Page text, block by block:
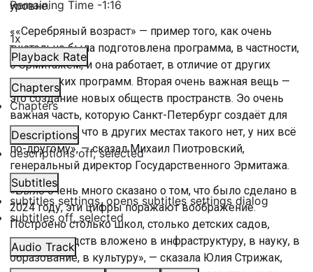
Remaining Time -1:16
1x
Playback Rate
Chapters
Chapters
Descriptions
descriptions off, selected
Subtitles
subtitles settings, opens subtitles settings dialog
subtitles off, selected
Audio Track
уровне.
««Серебряный возраст» — пример того, как очень
тщательно была подготовлена программа, в частности,
с Эрмитажем, и она работает, в отличие от других
негородских программ. Вторая очень важная вещь —
это создание новых обществ пространств. Эо очень
важная часть, которую Санкт-Петербург создаёт для
мира, потому что в других местах такого нет, у них всё
по-другому», — сказал Михаил Пиотровский,
генеральный директор Государственного Эрмитажа.
«Было очень много сказано о том, что было сделано в
2024 году, эти цифры поражают воображение.
Построено столько школ, столько детских садов,
столько средств вложено в инфраструктуру, в науку, в
образование, в культуру», — сказала Юлия Стрижак,